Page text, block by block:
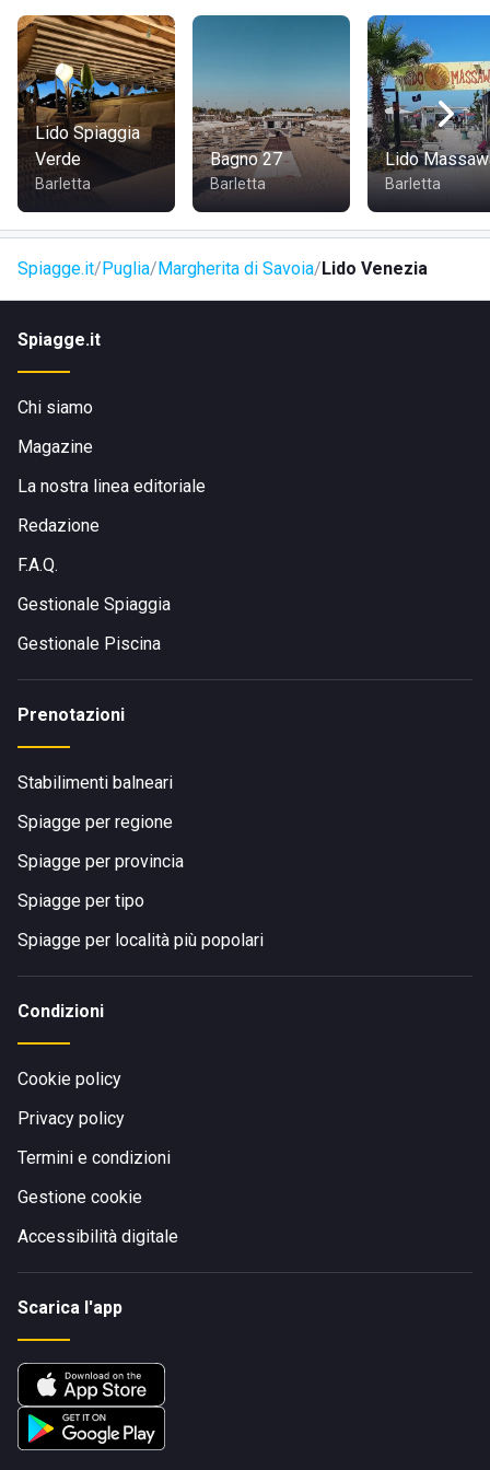
sia che si viaggi a piedi, in bici o in auto, il lido è perfetto
per coloro che cercano comodità e splendidi panorami.
Visita il sito di Lido Venezia
Lido Spiaggia
Verde
Barletta
Bagno 27
Barletta
Lido
Barletta
Spiagge.it Puglia Margherita di Savoia Lido Venezia
Spiagge.it
Chi siamo
Magazine
La nostra linea editoriale
Redazione
F.A.Q.
Gestionale Spiaggia
Gestionale Piscina
Prenotazioni
Stabilimenti balneari
Spiagge per regione
Spiagge per provincia
Spiagge per tipo
Spiagge per località più popolari
Condizioni
Cookie policy
Privacy policy
Termini e condizioni
Gestione cookie
Accessibilità digitale
Scarica l'app